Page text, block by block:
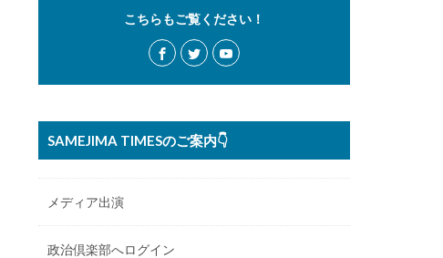
こちらもご覧ください！
SAMEJIMA TIMESのご案内👇
メディア出演
政治倶楽部へログイン